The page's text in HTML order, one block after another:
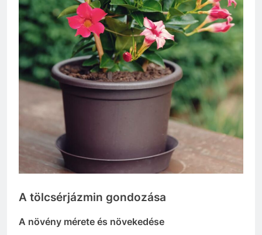
A tölcsérjázmin gondozása
A növény mérete és növekedése